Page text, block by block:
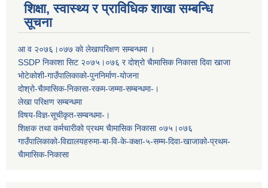
शिक्षा, स्वास्थ्य र प्राविधिक शाखा सम्बन्धि
सूचना
आ व २०७६।०७७ काे लेखापरिक्षण सम्बन्धमा ।
SSDP निकाशा सिट २०७५।०७६ र दोश्रो चैामासिक निकासा दिवा खाजा
भोटेकोशी-गाउँपालिकाको-पुननिर्माण-योजना
दोश्रो-चैामासिक-निकासा-रकम-जम्मा-सम्बन्धमा-।
लेखा परिक्षण सम्बन्धमा
विषय-विज्ञ-सूचीकृत-सम्बन्धमा-।
शिक्षक तथा कर्मचारीको प्रथम च‌ैामासिक निकासा ०७५।०७६
गाउँपालिकाको-विद्यालयहरुमा-बा-वि-के-कक्षा-५-सम्म-दिवा-खाजाको-प्रथम-
चैामासिक-निकासा